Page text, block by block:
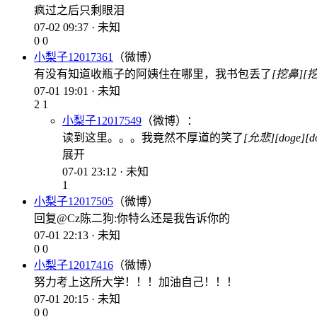
疯过之后只剩眼泪
07-02 09:37 · 未知
0 0
小梨子12017361
（微博）
有没有知道收瓶子的阿姨住在哪里，我书包丢了[挖鼻][
07-01 19:01 · 未知
2 1
小梨子12017549 （微博）：
读到这里。。。我竟然不厚道的笑了[允悲][doge]
展开
07-01 23:12 · 未知
1
小梨子12017505 （微博）
回复@Cz陈二狗:你特么还是我告诉你的
07-01 22:13 · 未知
0 0
小梨子12017416 （微博）
努力考上这所大学！！！加油自己！！！
07-01 20:15 · 未知
0 0